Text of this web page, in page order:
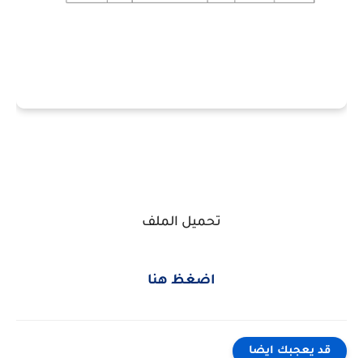
تحميل الملف
اضغظ هنا
قد يعجبك ايضا